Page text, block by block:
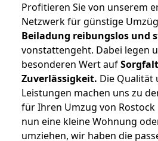
Profitieren Sie von unserem
Netzwerk für günstige
Beiladung reibungslos und
vonstattengeht. Dabei legen
besonderen Wert auf
Zuverlässigkeit. Die Qualität
Leistungen machen uns zu
für Ihren Umzug von Rostock
nun eine kleine Wohnung
umziehen, wir haben die